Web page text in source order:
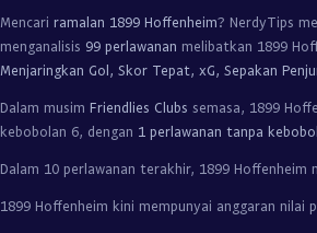
Mencari ramalan 1899 Hoffenheim? NerdyTips
menganalisis 99 perlawanan melibatkan 1899
Menjaringkan Gol, Skor Tepat, xG, Sepakan
Dalam musim Friendlies Clubs semasa, 1899
kebobolan 6, dengan 1 perlawanan tanpa
Dalam 10 perlawanan terakhir, 1899 Hoffenheim
1899 Hoffenheim kini mempunyai anggaran nilai